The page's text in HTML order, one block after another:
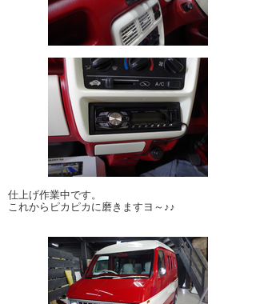
仕上げ作業中です。
これからピカピカに磨きますヨ～♪♪